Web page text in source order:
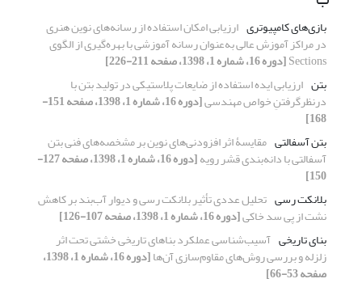
بازی‌های کامپیوتری ارزیابی امکان استفاده از رسانه‌های نوین هنری
در مراکز آموزش عالی به‌عنوان رسانه آموزشی با بهره‌گیری از الگوی
Sections[دوره 16، شماره 1، 1398، صفحه 211-226]
بتن ارزیابی ایده استفاده از ضایعات پلاستیکی در تولید بتن با
درنظرگرفتنِ خواص مهندسی [دوره 16، شماره 1، 1398، صفحه 151-
168]
بتن آسفالتی مقایسۀ اثر افزودنی‌های نوین بر مشخصه‌های فنی بتن
آسفالتی با دانه‌بندی قشر رویه [دوره 16، شماره 1، 1398، صفحه 127-
150]
بلانکت رسی تحلیل عددی تأثیر بلانکت رسی و دیوار آب‌بند بر کاهش
نشت از پی سد خاکی[دوره 16، شماره 1، 1398، صفحه 107-126]
بنای تاریخی آسیب‌شناسی عملکرد بناهای تاریخی خشتی تحت اثر
زلزله و بررسی روش‌های مقاوم‌سازی آن‌ها [دوره 16، شماره 1، 1398،
صفحه 53-66]